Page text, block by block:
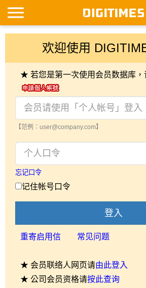
欢迎使用
★ 若您是第一次使用会员数据库，
【范例：user@company.com】
忘记口令
记住帐号口令
登入
重寄启用信 常见问题
★ 会员联络人网页请由此登入
★ 公司会员资格请按此查询